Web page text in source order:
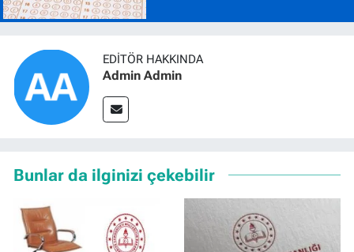
EDITÖR HAKKINDA
Admin Admin
Bunlar da ilginizi çekebilir